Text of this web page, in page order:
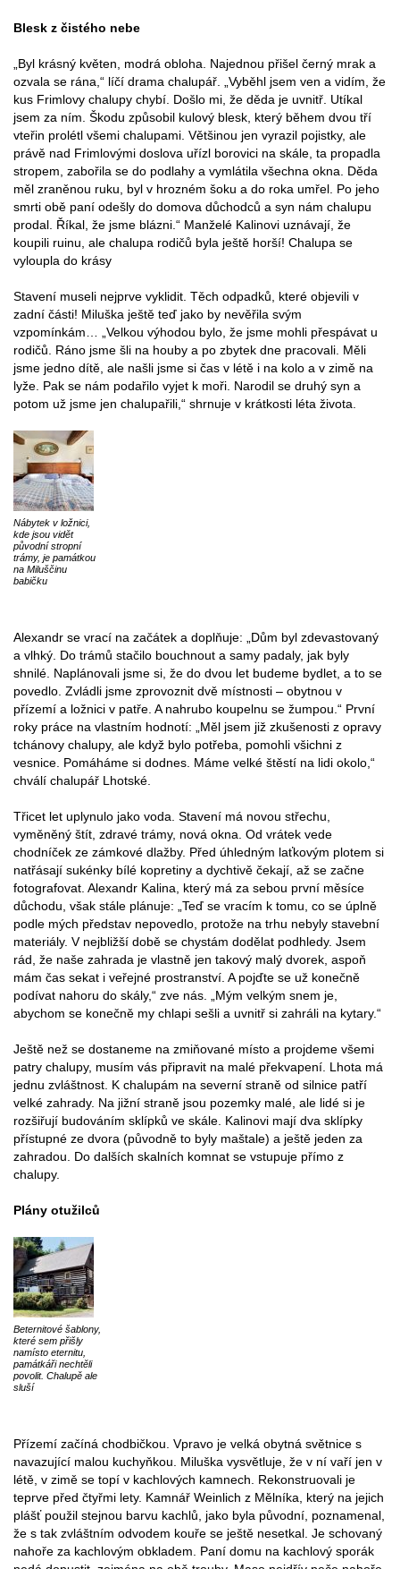
Blesk z čistého nebe
„Byl krásný květen, modrá obloha. Najednou přišel černý mrak a
ozvala se rána,“ líčí drama chalupář. „Vyběhl jsem ven a vidím, že
kus Frimlovy chalupy chybí. Došlo mi, že děda je uvnitř. Utíkal
jsem za ním. Škodu způsobil kulový blesk, který během dvou tří
vteřin prolétl všemi chalupami. Většinou jen vyrazil pojistky, ale
právě nad Frimlovými doslova uřízl borovici na skále, ta propadla
stropem, zabořila se do podlahy a vymlátila všechna okna. Děda
měl zraněnou ruku, byl v hrozném šoku a do roka umřel. Po jeho
smrti obě paní odešly do domova důchodců a syn nám chalupu
prodal. Říkal, že jsme blázni.“ Manželé Kalinovi uznávají, že
koupili ruinu, ale chalupa rodičů byla ještě horší! Chalupa se
vyloupla do krásy
Stavení museli nejprve vyklidit. Těch odpadků, které objevili v
zadní části! Miluška ještě teď jako by nevěřila svým
vzpomínkám… „Velkou výhodou bylo, že jsme mohli přespávat u
rodičů. Ráno jsme šli na houby a po zbytek dne pracovali. Měli
jsme jedno dítě, ale našli jsme si čas v létě i na kolo a v zimě na
lyže. Pak se nám podařilo vyjet k moři. Narodil se druhý syn a
potom už jsme jen chalupařili,“ shrnuje v krátkosti léta života.
Nábytek v ložnici,
kde jsou vidět
původní stropní
trámy, je památkou
na Miluščinu
babičku
Alexandr se vrací na začátek a doplňuje: „Dům byl zdevastovaný
a vlhký. Do trámů stačilo bouchnout a samy padaly, jak byly
shnilé. Naplánovali jsme si, že do dvou let budeme bydlet, a to se
povedlo. Zvládli jsme zprovoznit dvě místnosti – obytnou v
přízemí a ložnici v patře. A nahrubo koupelnu se žumpou.“ První
roky práce na vlastním hodnotí: „Měl jsem již zkušenosti z opravy
tchánovy chalupy, ale když bylo potřeba, pomohli všichni z
vesnice. Pomáháme si dodnes. Máme velké štěstí na lidi okolo,“
chválí chalupář Lhotské.
Třicet let uplynulo jako voda. Stavení má novou střechu,
vyměněný štít, zdravé trámy, nová okna. Od vrátek vede
chodníček ze zámkové dlažby. Před úhledným laťkovým plotem si
natřásají sukénky bílé kopretiny a dychtivě čekají, až se začne
fotografovat. Alexandr Kalina, který má za sebou první měsíce
důchodu, však stále plánuje: „Teď se vracím k tomu, co se úplně
podle mých představ nepovedlo, protože na trhu nebyly stavební
materiály. V nejbližší době se chystám dodělat podhledy. Jsem
rád, že naše zahrada je vlastně jen takový malý dvorek, aspoň
mám čas sekat i veřejné prostranství. A pojďte se už konečně
podívat nahoru do skály,“ zve nás. „Mým velkým snem je,
abychom se konečně my chlapi sešli a uvnitř si zahráli na kytary.“
Ještě než se dostaneme na zmiňované místo a projdeme všemi
patry chalupy, musím vás připravit na malé překvapení. Lhota má
jednu zvláštnost. K chalupám na severní straně od silnice patří
velké zahrady. Na jižní straně jsou pozemky malé, ale lidé si je
rozšiřují budováním sklípků ve skále. Kalinovi mají dva sklípky
přístupné ze dvora (původně to byly maštale) a ještě jeden za
zahradou. Do dalších skalních komnat se vstupuje přímo z
chalupy.
Plány otužilců
Beternitové šablony,
které sem přišly
namísto eternitu,
památkáři nechtěli
povolit. Chalupě ale
sluší
Přízemí začíná chodbičkou. Vpravo je velká obytná světnice s
navazující malou kuchyňkou. Miluška vysvětluje, že v ní vaří jen v
létě, v zimě se topí v kachlových kamnech. Rekonstruovali je
teprve před čtyřmi lety. Kamnář Weinlich z Mělníka, který na jejich
plášť použil stejnou barvu kachlů, jako byla původní, poznamenal,
že s tak zvláštním odvodem kouře se ještě nesetkal. Je schovaný
nahoře za kachlovým obkladem. Paní domu na kachlový sporák